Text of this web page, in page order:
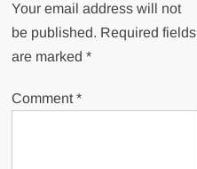
Your email address will not
be published. Required fields
are marked*
Comment*